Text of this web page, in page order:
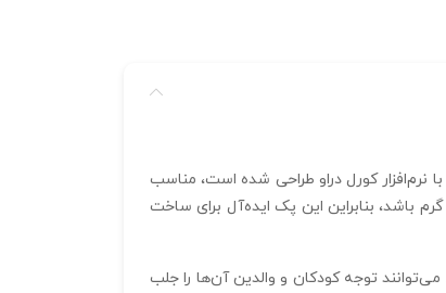
کورل دراو طراحی شده است، مناسب
برای برش لیزر و تولید زیورآلات، اکسسوری‌ها، و تزیینات اتاق کودک است. طرح‌ها به گونه‌ای طراحی شده‌اند که وزن هر قطعه کمتر از 1 گرم باشد، بنابراین این پک ایده‌آل برای ساخت
توجه کودکان و والدین آن‌ها را جلب